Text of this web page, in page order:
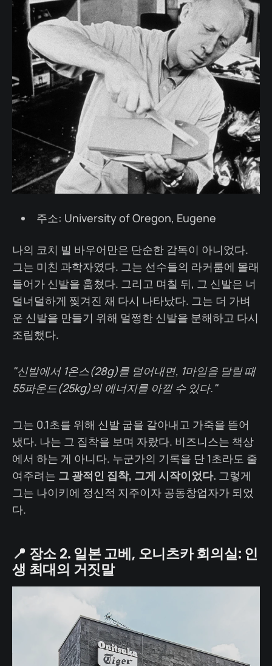
주소: University of Oregon, Eugene
나의 코치 빌 바우어만은 단순한 감독이 아니었다.
그는 미친 과학자였다. 그는 선수들의 라커룸에 몰래
들어가 신발을 훔쳤다. 그리고 며칠 뒤, 그 신발은 너
덜너덜하게 찢겨진 채 다시 나타났다. 그는 더 가벼
운 신발을 만들기 위해 멀쩡한 신발을 분해하고 다시
조립했다.
"신발에서 1온스(28g)를 덜어내면, 1마일을 달릴 때
55파운드(25kg)의 에너지를 아낄 수 있다."
그는 0.1초를 위해 신발 굽을 갈아내고 가죽을 뜯어
냈다. 나는 그 집착을 보며 자랐다. 비즈니스는 책상
에서 하는 게 아니다. 누군가의 기록을 단 1초라도 줄
여주려는 그 광적인 집착, 그게 시작이었다. 그렇게
그는 나이키에 정신적 지주이자 공동창업자가 되었
다.
📍 장소 2. 일본 고베, 오니츠카 회의실: 인
생 최대의 거짓말